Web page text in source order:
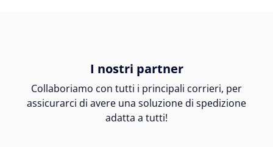
I nostri partner
Collaboriamo con tutti i principali corrieri, per
assicurarci di avere una soluzione di spedizione
adatta a tutti!